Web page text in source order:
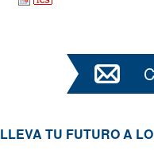
LLEVA TU FUTURO A